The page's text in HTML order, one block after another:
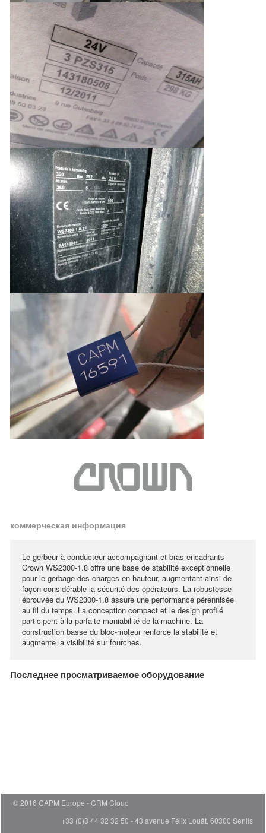
коммерческая информация
Le gerbeur à conducteur accompagnant et bras encadrants
Crown WS2300-1.8 offre une base de stabilité exceptionnelle
pour le gerbage des charges en hauteur, augmentant ainsi de
façon considérable la sécurité des opérateurs. La robustesse
éprouvée du WS2300-1.8 assure une performance pérennisée
au fil du temps. La conception compact et le design profilé
participent à la parfaite maniabilité de la machine. La
construction basse du bloc-moteur renforce la stabilité et
augmente la visibilité sur fourches.
Последнее просматриваемое оборудование
© 2016 CAPM Europe
CRM Cloud
+33 (0)3 44 32 32 50 - 43 avenue Félix Louât, 60300 Senlis